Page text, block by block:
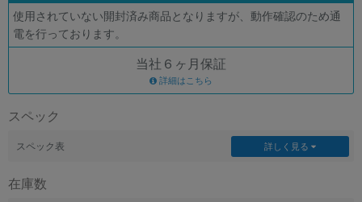
使用されていない開封済み商品となりますが、動作確認のため通
電を行っております。
当社６ヶ月保証
詳細はこちら
スペック
スペック表 詳しく見る
在庫数